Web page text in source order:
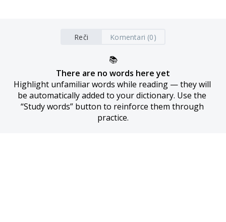
Reči Komentari (0)
📚
There are no words here yet
Highlight unfamiliar words while reading — they will
be automatically added to your dictionary. Use the
“Study words” button to reinforce them through
practice.